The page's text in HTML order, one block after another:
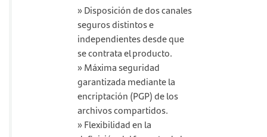
» Disposición de dos canales
seguros distintos e
independientes desde que
se contrata el producto.
» Máxima seguridad
garantizada mediante la
encriptación (PGP) de los
archivos compartidos.
» Flexibilidad en la